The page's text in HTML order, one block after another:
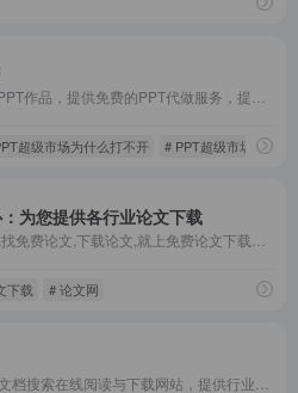
超级市场为什么打不开 # PPT超级市场免费下
为您提供各行业论文下载
下载 # 论文网